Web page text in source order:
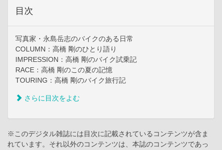
目次
写真家・永島岳志のバイクのある日常
COLUMN：高橋 剛のひとり語り
IMPRESSION：高橋 剛のバイク試乗記
RACE：高橋 剛のこの夏の記憶
TOURING：高橋 剛のバイク旅行記
さらに目次をよむ
※このデジタル雑誌には目次に記載されているコンテンツが含ま
れています。それ以外のコンテンツは、本誌のコンテンツであっ